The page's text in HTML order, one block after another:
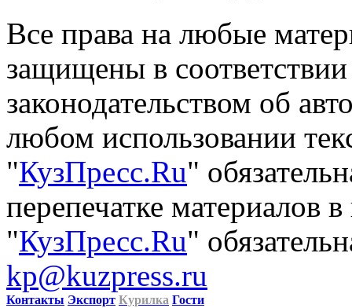
Все права на любые
защищены в
законодательством об
любом использовании
"КузПресс.Ru"
перепечатке материалов
"КузПресс.Ru"
kp@kuzpress.ru
Контакты Экспорт Курилка Гости